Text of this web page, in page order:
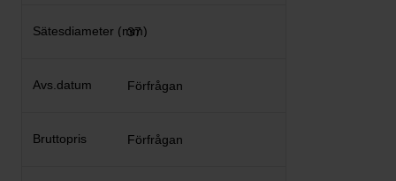
37
Förfrågan
Förfrågan